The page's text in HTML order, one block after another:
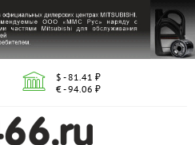
$ - 81.41 ₽
€ - 94.06 ₽